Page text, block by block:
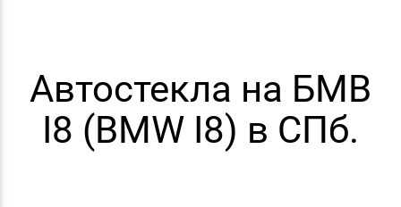
Автостекла на БМВ
I8 (BMW I8) в СПб.